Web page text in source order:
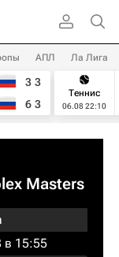
АПЛ Ла Лига
3 3
6 3
Теннис
06.08 22:10
Masters
в 15:55